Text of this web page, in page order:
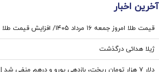
آخرین اخبار
قیمت طلا امروز جمعه ۱۶ مرداد ۱۴۰۵/ افزایش قیمت طلا
ژیلا هدائی درگذشت
دلار ۷ هزار تومان ریخت، بازدهی یورو و درهم منفی شد |